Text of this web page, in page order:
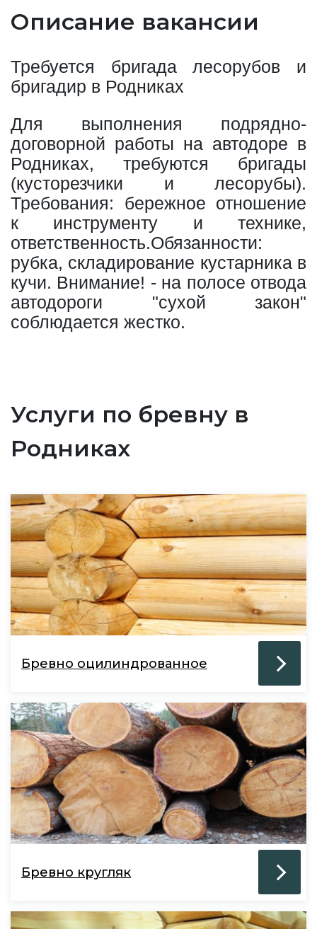
Описание вакансии
Требуется бригада лесорубов и
бригадир в Родниках
Для выполнения подрядно-
договорной работы на автодоре в
Родниках, требуются бригады
(кусторезчики и лесорубы).
Требования: бережное отношение
к инструменту и технике,
ответственность.Обязанности:
рубка, складирование кустарника в
кучи. Внимание! - на полосе отвода
автодороги "сухой закон"
соблюдается жестко.
Услуги по бревну в
Родниках
Бревно оцилиндрованное
Бревно кругляк